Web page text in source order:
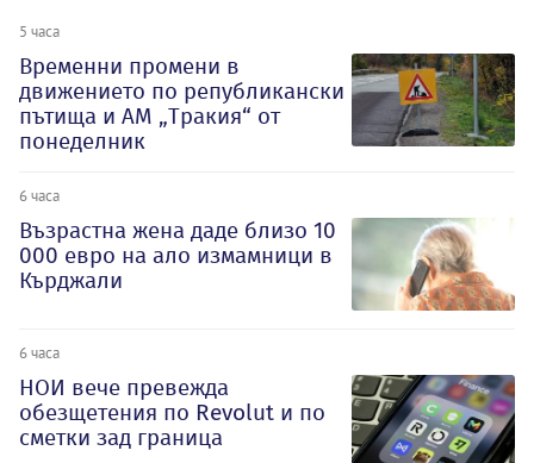
5 часа
Временни промени в
движението по републикански
пътища и АМ „Тракия“ от
понеделник
6 часа
Възрастна жена даде близо 10
000 евро на ало измамници в
Кърджали
6 часа
НОИ вече превежда
обезщетения по Revolut и по
сметки зад граница